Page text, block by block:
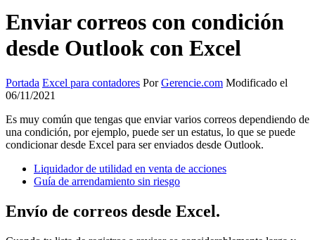
Enviar correos con condición
desde Outlook con Excel
Portada Excel para contadores PorGerencie.com Modificado el
06/11/2021
Es muy común que tengas que enviar varios correos dependiendo de
una condición, por ejemplo, puede ser un estatus, lo que se puede
condicionar desde Excel para ser enviados desde Outlook.
Liquidador de utilidad en venta de acciones
Guía de arrendamiento sin riesgo
Envío de correos desde Excel.